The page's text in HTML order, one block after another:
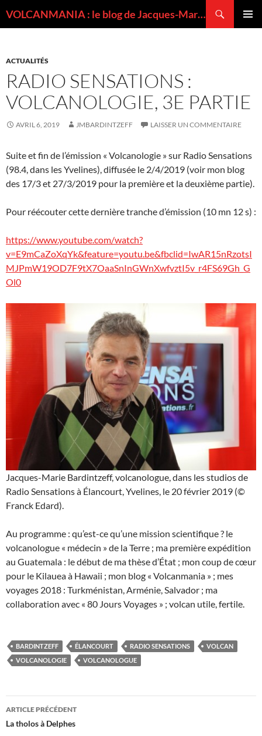
VOLCANMANIA : le blog de Jacques-Marie BARDINTZEFF, volcanologue
ACTUALITÉS
RADIO SENSATIONS :
VOLCANOLOGIE, 3E PARTIE
AVRIL 6, 2019 JMBARDINTZEFF LAISSER UN COMMENTAIRE
Suite et fin de l’émission « Volcanologie » sur Radio Sensations
(98.4, dans les Yvelines), diffusée le 2/4/2019 (voir mon blog
des 17/3 et 27/3/2019 pour la première et la deuxième partie).
Pour réécouter cette dernière tranche d’émission (10 mn 12 s) :
https://www.youtube.com/watch?
v=E9mCaZoXqYk&feature=youtu.be&fbclid=IwAR15nRzotsI
MJPmW19OD7F9tX7OaaSnInGWnXwfvztI5v_r4FS69Gh_G
Ol0
Jacques-Marie Bardintzeff, volcanologue, dans les studios de
Radio Sensations à Élancourt, Yvelines, le 20 février 2019 (©
Franck Edard).
Au programme : qu’est-ce qu’une mission scientifique ? le
volcanologue « médecin » de la Terre ; ma première expédition
au Guatemala : le début de ma thèse d’État ; mon coup de cœur
pour le Kilauea à Hawaii ; mon blog « Volcanmania » ; mes
voyages 2018 : Turkménistan, Arménie, Salvador ; ma
collaboration avec « 80 Jours Voyages » ; volcan utile, fertile.
BARDINTZEFF ÉLANCOURT RADIO SENSATIONS
VOLCAN
VOLCANOLOGIE
VOLCANOLOGUE
Navigation
des
ARTICLE PRÉCÉDENT
La tholos à Delphes